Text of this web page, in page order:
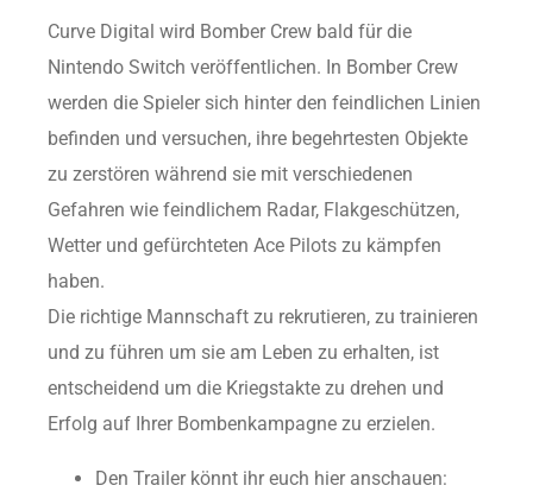
Curve Digital wird Bomber Crew bald für die
Nintendo Switch veröffentlichen. In Bomber Crew
werden die Spieler sich hinter den feindlichen Linien
befinden und versuchen, ihre begehrtesten Objekte
zu zerstören während sie mit verschiedenen
Gefahren wie feindlichem Radar, Flakgeschützen,
Wetter und gefürchteten Ace Pilots zu kämpfen
haben.
Die richtige Mannschaft zu rekrutieren, zu trainieren
und zu führen um sie am Leben zu erhalten, ist
entscheidend um die Kriegstakte zu drehen und
Erfolg auf Ihrer Bombenkampagne zu erzielen.
Den Trailer könnt ihr euch hier anschauen: